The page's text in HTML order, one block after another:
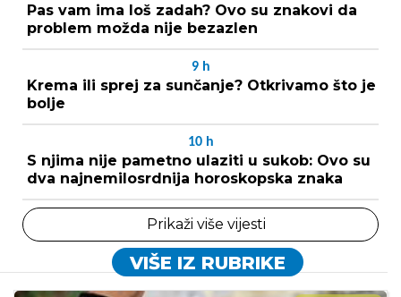
Pas vam ima loš zadah? Ovo su znakovi da
problem možda nije bezazlen
9 h
Krema ili sprej za sunčanje? Otkrivamo što je
bolje
10 h
S njima nije pametno ulaziti u sukob: Ovo su
dva najnemilosrdnija horoskopska znaka
Prikaži više vijesti
VIŠE IZ RUBRIKE